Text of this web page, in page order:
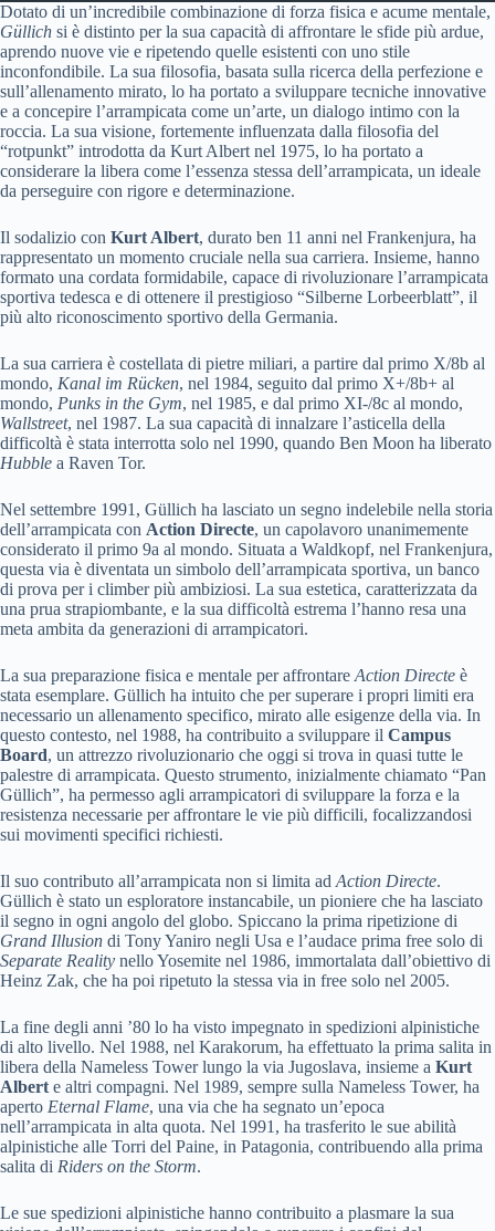
Dotato di un’incredibile combinazione di forza fisica e acume mentale,
Güllich si è distinto per la sua capacità di affrontare le sfide più ardue,
aprendo nuove vie e ripetendo quelle esistenti con uno stile
inconfondibile. La sua filosofia, basata sulla ricerca della perfezione e
sull’allenamento mirato, lo ha portato a sviluppare tecniche innovative
e a concepire l’arrampicata come un’arte, un dialogo intimo con la
roccia. La sua visione, fortemente influenzata dalla filosofia del
“rotpunkt” introdotta da Kurt Albert nel 1975, lo ha portato a
considerare la libera come l’essenza stessa dell’arrampicata, un ideale
da perseguire con rigore e determinazione.
Il sodalizio con Kurt Albert, durato ben 11 anni nel Frankenjura, ha
rappresentato un momento cruciale nella sua carriera. Insieme, hanno
formato una cordata formidabile, capace di rivoluzionare l’arrampicata
sportiva tedesca e di ottenere il prestigioso “Silberne Lorbeerblatt”, il
più alto riconoscimento sportivo della Germania.
La sua carriera è costellata di pietre miliari, a partire dal primo X/8b al
mondo, Kanal im Rücken, nel 1984, seguito dal primo X+/8b+ al
mondo, Punks in the Gym, nel 1985, e dal primo XI-/8c al mondo,
Wallstreet, nel 1987. La sua capacità di innalzare l’asticella della
difficoltà è stata interrotta solo nel 1990, quando Ben Moon ha liberato
Hubble a Raven Tor.
Nel settembre 1991, Güllich ha lasciato un segno indelebile nella storia
dell’arrampicata con Action Directe, un capolavoro unanimemente
considerato il primo 9a al mondo. Situata a Waldkopf, nel Frankenjura,
questa via è diventata un simbolo dell’arrampicata sportiva, un banco
di prova per i climber più ambiziosi. La sua estetica, caratterizzata da
una prua strapiombante, e la sua difficoltà estrema l’hanno resa una
meta ambita da generazioni di arrampicatori.
La sua preparazione fisica e mentale per affrontare Action Directe è
stata esemplare. Güllich ha intuito che per superare i propri limiti era
necessario un allenamento specifico, mirato alle esigenze della via. In
questo contesto, nel 1988, ha contribuito a sviluppare il Campus
Board, un attrezzo rivoluzionario che oggi si trova in quasi tutte le
palestre di arrampicata. Questo strumento, inizialmente chiamato “Pan
Güllich”, ha permesso agli arrampicatori di sviluppare la forza e la
resistenza necessarie per affrontare le vie più difficili, focalizzandosi
sui movimenti specifici richiesti.
Il suo contributo all’arrampicata non si limita ad Action Directe.
Güllich è stato un esploratore instancabile, un pioniere che ha lasciato
il segno in ogni angolo del globo. Spiccano la prima ripetizione di
Grand Illusion di Tony Yaniro negli Usa e l’audace prima free solo di
Separate Reality nello Yosemite nel 1986, immortalata dall’obiettivo di
Heinz Zak, che ha poi ripetuto la stessa via in free solo nel 2005.
La fine degli anni ’80 lo ha visto impegnato in spedizioni alpinistiche
di alto livello. Nel 1988, nel Karakorum, ha effettuato la prima salita in
libera della Nameless Tower lungo la via Jugoslava, insieme a Kurt
Albert e altri compagni. Nel 1989, sempre sulla Nameless Tower, ha
aperto Eternal Flame, una via che ha segnato un’epoca
nell’arrampicata in alta quota. Nel 1991, ha trasferito le sue abilità
alpinistiche alle Torri del Paine, in Patagonia, contribuendo alla prima
salita di Riders on the Storm.
Le sue spedizioni alpinistiche hanno contribuito a plasmare la sua